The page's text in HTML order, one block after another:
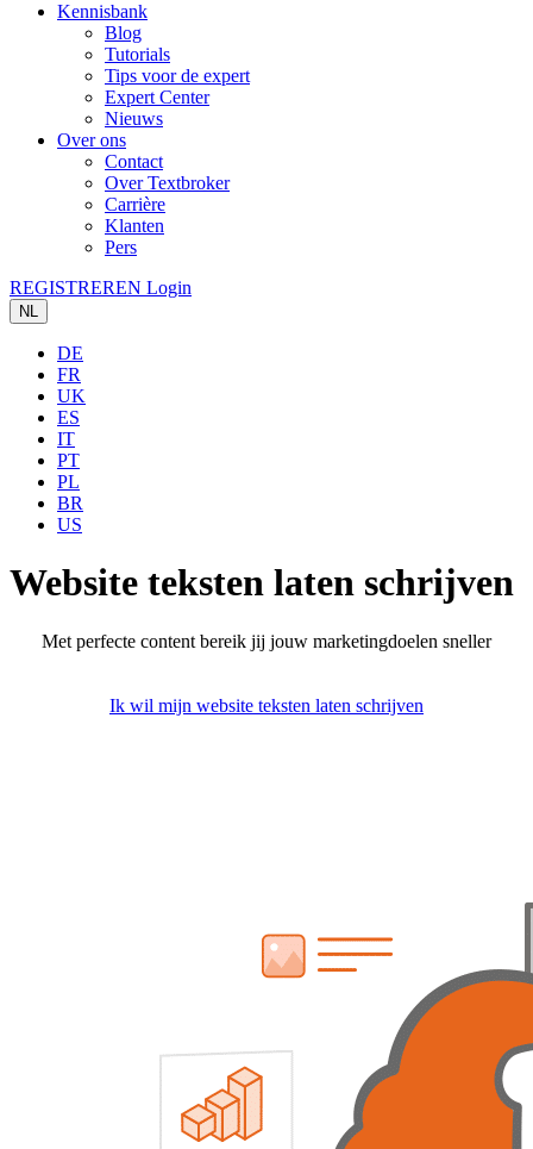
Kennisbank
Blog
Tutorials
Tips voor de expert
Expert Center
Nieuws
Over ons
Contact
Over Textbroker
Carrière
Klanten
Pers
REGISTREREN Login
NL
DE
FR
UK
ES
IT
PT
PL
BR
US
Website teksten laten schrijven
Met perfecte content bereik jij jouw marketingdoelen sneller
Ik wil mijn website teksten laten schrijven